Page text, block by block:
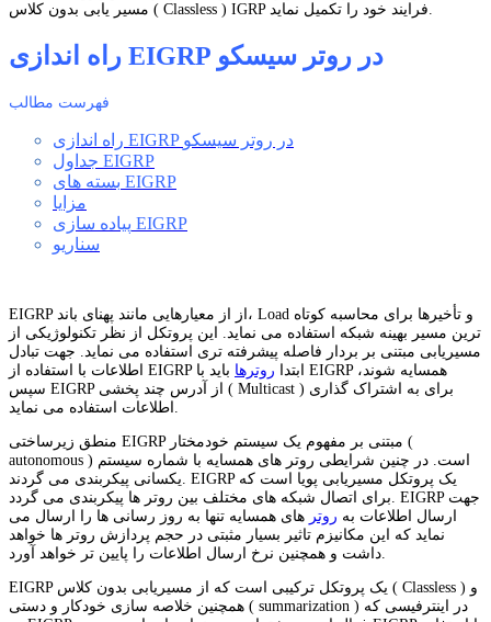
راه اندازی EIGRP در روتر سیسکو
فهرست مطالب
راه اندازی EIGRP در روتر سیسکو
جداول EIGRP
بسته های EIGRP
مزایا
پیاده سازی EIGRP
سناریو
EIGRP از از معیارهایی مانند پهنای باند، Load و تأخیرها برای محاسبه کوتاه
ترین مسیر بهینه شبکه استفاده می نماید. این پروتکل از نظر تکنولوژیکی از
مسیریابی مبتنی بر بردار فاصله پیشرفته تری استفاده می نماید. جهت تبادل
اطلاعات با استفاده از EIGRP ابتدا روترها باید با EIGRP همسایه شوند،
سپس EIGRP از آدرس چند پخشی ( Multicast ) برای به اشتراک گذاری
منطق زیرساختی EIGRP مبتنی بر مفهوم یک سیستم خودمختار (
autonomous ) است. در چنین شرایطی روتر های همسایه با شماره سیستم
یکسانی پیکربندی می گردند. EIGRP یک پروتکل مسیریابی پویا است که
برای اتصال شبکه های مختلف بین روتر ها پیکربندی می گردد. EIGRP جهت
ارسال اطلاعات به روتر های همسایه تنها به روز رسانی ها را ارسال می
نماید که این مکانیزم تاثیر بسیار مثبتی در حجم پردازش روتر ها خواهد
EIGRP یک پروتکل ترکیبی است که از مسیریابی بدون کلاس ( Classless ) و
همچنین خلاصه سازی خودکار و دستی ( summarization ) در اینترفیسی که